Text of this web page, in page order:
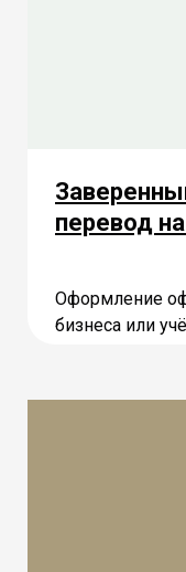
перевод
Оформление
бизнеса или